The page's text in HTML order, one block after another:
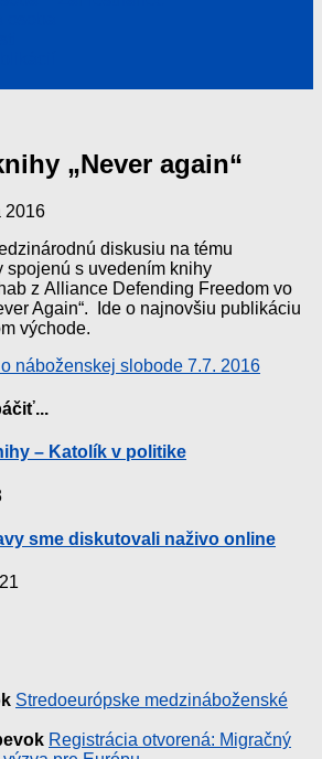
„Never again“
2016
diskusiu na tému
spojenú s uvedením knihy
z Alliance Defending Freedom vo
Again“. Ide o najnovšiu publikáciu
východe.
náboženskej slobode 7.7. 2016
– Katolík v politike
sme diskutovali naživo online
Stredoeurópske medzináboženské
Registrácia otvorená: Migračný